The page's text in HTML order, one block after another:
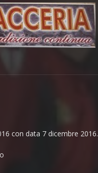
con data 7 dicembre 2016.